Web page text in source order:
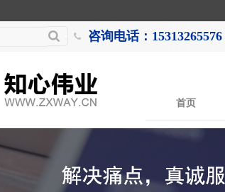
咨询电话：15313265576
首页